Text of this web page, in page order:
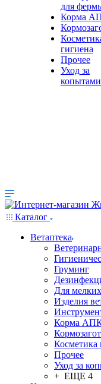
для
Корма
гигиена
Прочее
Уход за
копытами
Каталог
Ветаптека
Груминг
Для
Изделия
Корма
Косметика
Прочее
Уход за
+ ЕЩЕ 4